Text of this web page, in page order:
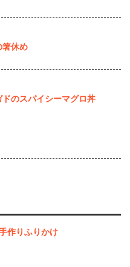
箸休め
のスパイシーマグロ丼
作りふりかけ